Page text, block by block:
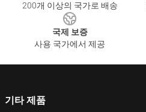
200개 이상의 국가로 배송
국제 보증
사용 국가에서 제공
기타 제품